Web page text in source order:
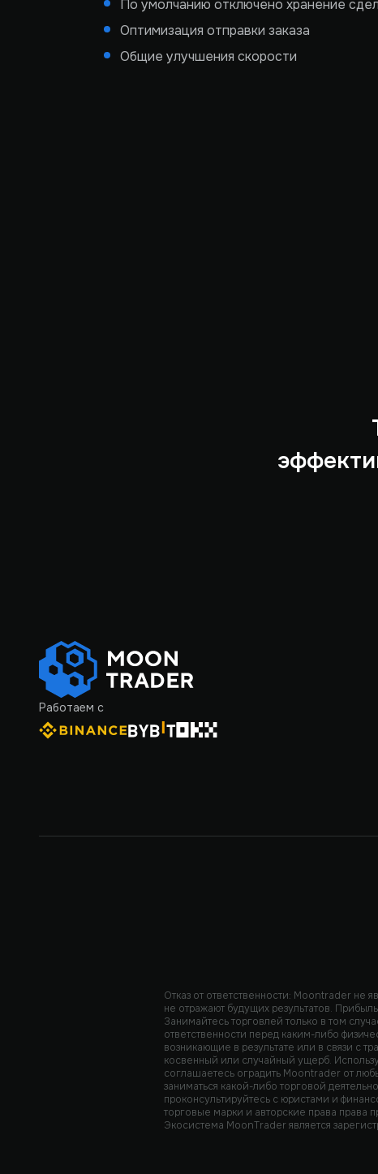
По умолчанию отключено хранение
Оптимизация отправки заказа
Общие улучшения скорости
Работаем с
Отказ от ответственности: Moontrader не
не отражают будущих результатов.
Занимайтесь торговлей только в том
ответственности перед каким-либо
возникающие в результате или в связи с
косвенный или случайный ущерб.
соглашаетесь оградить Moontrader от
заниматься какой-либо торговой
проконсультируйтесь с юристами и
торговые марки и авторские права права
Экосистема MoonTrader является